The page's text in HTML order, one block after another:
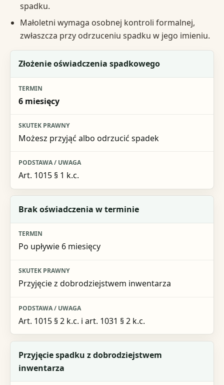
spadku.
Małoletni wymaga osobnej kontroli formalnej,
zwłaszcza przy odrzuceniu spadku w jego imieniu.
Sytuacja
Termin
Skutek prawny
Podstawa / uwaga
Złożenie oświadczenia spadkowego
6 miesięcy
Możesz przyjąć albo odrzucić spadek
Art. 1015 § 1 k.c.
Brak oświadczenia w terminie
Po upływie 6 miesięcy
Przyjęcie z dobrodziejstwem inwentarza
Art. 1015 § 2 k.c. i art. 1031 § 2 k.c.
Przyjęcie spadku z dobrodziejstwem
inwentarza